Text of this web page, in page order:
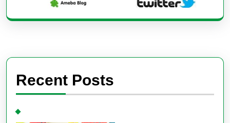
Recent Posts